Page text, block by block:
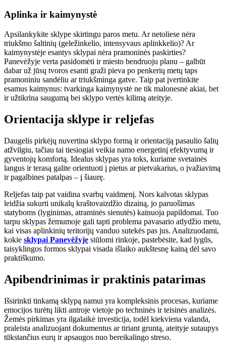
Aplinka ir kaimynystė
Apsilankykite sklype skirtingu paros metu. Ar netoliese nėra
triukšmo šaltinių (geležinkelio, intensyvaus aplinkkelio)? Ar
kaimynystėje esantys sklypai nėra pramoninės paskirties?
Panevėžyje verta pasidomėti ir miesto bendruoju planu – galbūt
dabar už jūsų tvoros esanti graži pieva po penkerių metų taps
pramoniniu sandėliu ar triukšminga gatve. Taip pat įvertinkite
esamus kaimynus: tvarkinga kaimynystė ne tik malonesnė akiai, bet
ir užtikrina saugumą bei sklypo vertės kilimą ateityje.
Orientacija sklype ir reljefas
Daugelis pirkėjų nuvertina sklypo formą ir orientaciją pasaulio šalių
atžvilgiu, tačiau tai tiesiogiai veikia namo energetinį efektyvumą ir
gyventojų komfortą. Idealus sklypas yra toks, kuriame svetainės
langus ir terasą galite orientuoti į pietus ar pietvakarius, o įvažiavimą
ir pagalbines patalpas – į šiaurę.
Reljefas taip pat vaidina svarbų vaidmenį. Nors kalvotas sklypas
leidžia sukurti unikalų kraštovaizdžio dizainą, jo paruošimas
statyboms (lyginimas, atraminės sienutės) kainuoja papildomai. Tuo
tarpu sklypas žemumoje gali tapti problema pavasario atlydžio metu,
kai visas aplinkinių teritorijų vanduo sutekės pas jus. Analizuodami,
kokie sklypai Panevėžyje siūlomi rinkoje, pastebėsite, kad lygūs,
taisyklingos formos sklypai visada išlaiko aukštesnę kainą dėl savo
praktiškumo.
Apibendrinimas ir praktinis patarimas
Išsirinkti tinkamą sklypą namui yra kompleksinis procesas, kuriame
emocijos turėtų likti antroje vietoje po techninės ir teisinės analizės.
Žemės pirkimas yra ilgalaikė investicija, todėl kiekviena valanda,
praleista analizuojant dokumentus ar tiriant gruntą, ateityje sutaupys
tūkstančius eurų ir apsaugos nuo bereikalingo streso.